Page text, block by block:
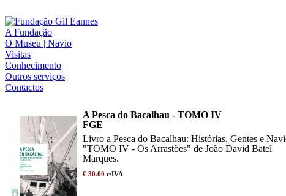
A Fundação
O Museu | Navio
Visitas
Conhecimento
Outros serviços
Contactos
A Pesca do Bacalhau - TOMO IV
FGE
Livro a Pesca do Bacalhau: Histórias, Gentes e
"TOMO IV - Os Arrastões" de João David Batel
Marques.
€ 30.00 c/IVA